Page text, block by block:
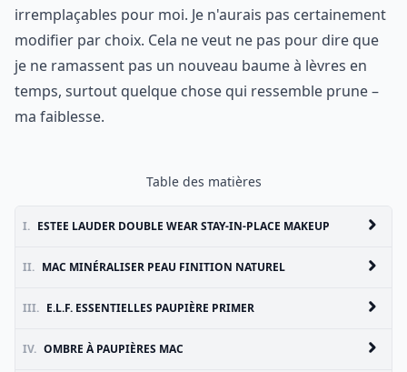
irremplaçables pour moi. Je n'aurais pas certainement
modifier par choix. Cela ne veut ne pas pour dire que
je ne ramassent pas un nouveau baume à lèvres en
temps, surtout quelque chose qui ressemble prune –
ma faiblesse.
Table des matières
I. ESTEE LAUDER DOUBLE WEAR STAY-IN-PLACE MAKEUP
II. MAC MINÉRALISER PEAU FINITION NATUREL
III. E.L.F. ESSENTIELLES PAUPIÈRE PRIMER
IV. OMBRE À PAUPIÈRES MAC